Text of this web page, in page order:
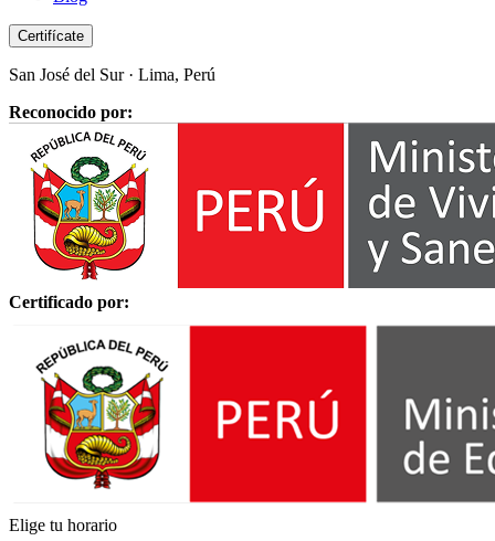
Certifícate
San José del Sur · Lima, Perú
Reconocido por:
Certificado por:
Elige tu horario